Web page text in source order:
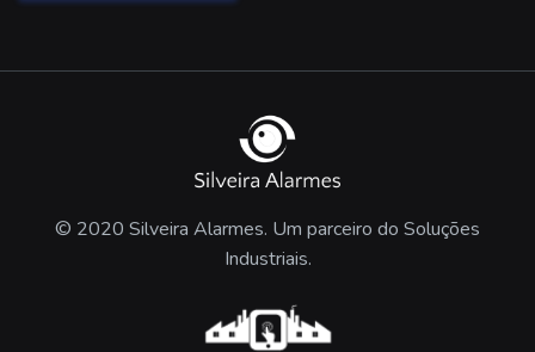
© 2020 Silveira Alarmes. Um parceiro do Soluções
Industriais.